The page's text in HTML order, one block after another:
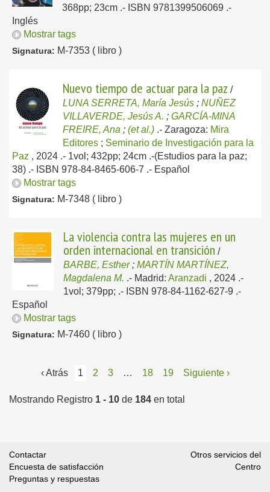
368pp; 23cm .- ISBN 9781399506069 .-
Inglés
Mostrar tags
Signatura: M-7353 ( libro )
Nuevo tiempo de actuar para la paz /
LUNA SERRETA, María Jesús ; NUÑEZ
VILLAVERDE, Jesús A. ; GARCÍA-MINA
FREIRE, Ana ; (et al.) .- Zaragoza: Mira
Editores ; Seminario de Investigación para la
Paz , 2024 .- 1vol; 432pp; 24cm .-(Estudios para la paz;
38) .- ISBN 978-84-8465-606-7 .- Español
Mostrar tags
Signatura: M-7348 ( libro )
La violencia contra las mujeres en un
orden internacional en transición /
BARBE, Esther; MARTÍN MARTÍNEZ,
Magdalena M. .- Madrid: Aranzadi , 2024 .-
1vol; 379pp; .- ISBN 978-84-1162-627-9 .-
Español
Mostrar tags
Signatura: M-7460 ( libro )
‹ Atrás 1 2 3 … 18 19 Siguiente ›
Mostrando Registro 1 - 10 de 184 en total
Contactar
Encuesta de satisfacción
Preguntas y respuestas
Otros servicios del
Centro